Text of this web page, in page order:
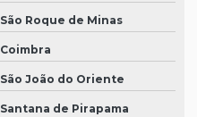
São Roque de Minas
Coimbra
São João do Oriente
Santana de Pirapama